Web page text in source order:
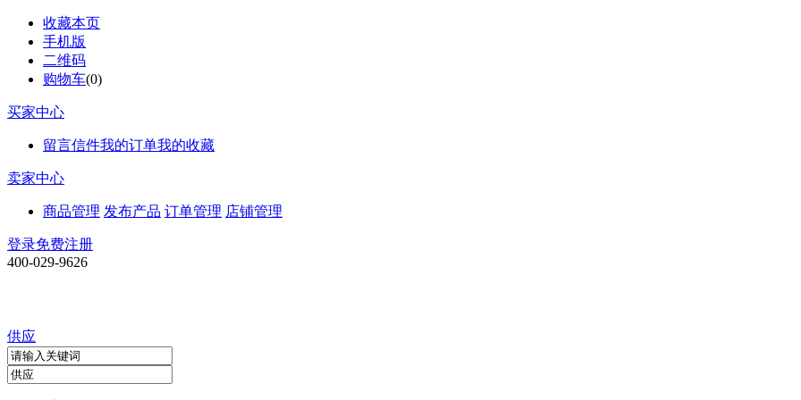
收藏本页
手机版
二维码
购物车(0)
买家中心
留言信件我的订单我的收藏
卖家中心
商品管理 发布产品 订单管理 店铺管理
登录免费注册
400-029-9626
供应